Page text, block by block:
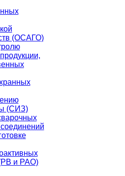
(ОСАГО)
(СИЗ)
и РАО)